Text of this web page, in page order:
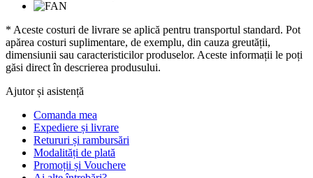
* Aceste costuri de livrare se aplică pentru transportul standard. Pot
apărea costuri suplimentare, de exemplu, din cauza greutății,
dimensiunii sau caracteristicilor produselor. Aceste informații le poți
găsi direct în descrierea produsului.
Ajutor și asistență
Comanda mea
Expediere și livrare
Retururi și rambursări
Modalități de plată
Promoții și Vouchere